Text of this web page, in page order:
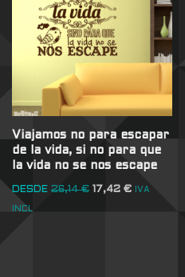
Viajamos no para escapar
de la vida, si no para que
la vida no se nos escape
DESDE 26,14€ 17,42 € IVA
INCL